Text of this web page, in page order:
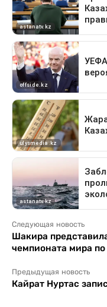
Следующая новость
Шакира
чемпионата мира
Предыдущая новость
Кайрат Нуртас